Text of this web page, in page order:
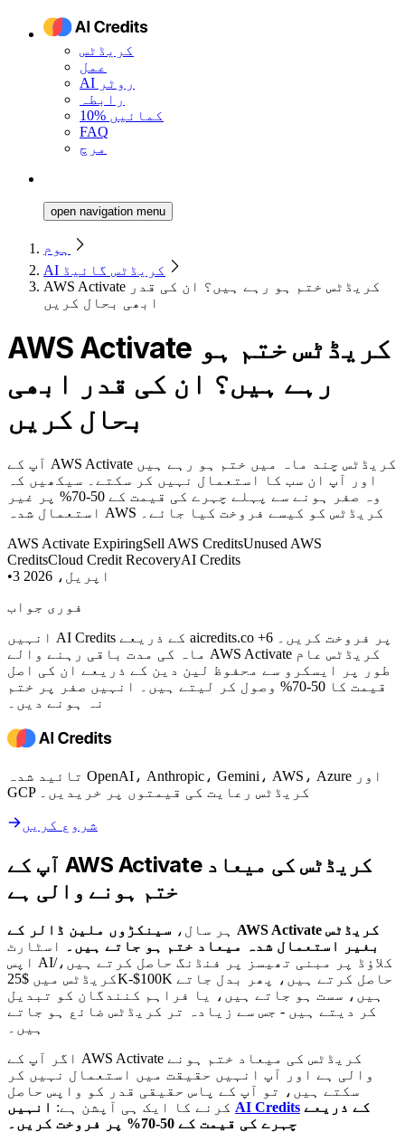
کریڈٹس
عمل
AI روٹر
رابطہ
10% کمائیں
FAQ
مرچ
open navigation menu
ہوم
AI کریڈٹس گائیڈ
AWS Activate کریڈٹس ختم ہو رہے ہیں؟ ان کی قدر
ابھی بحال کریں
AWS Activate کریڈٹس ختم ہو
رہے ہیں؟ ان کی قدر ابھی
بحال کریں
آپ کے AWS Activate کریڈٹس چند ماہ میں ختم ہو رہے ہیں
اور آپ ان سب کا استعمال نہیں کر سکتے۔ سیکھیں کہ
وہ صفر ہونے سے پہلے چہرے کی قیمت کے 50-70% پر غیر
استعمال شدہ AWS کریڈٹس کو کیسے فروخت کیا جائے۔
AWS Activate ExpiringSell AWS CreditsUnused AWS
CreditsCloud Credit RecoveryAI Credits
•
3 اپریل، 2026
فوری جواب
انہیں AI Credits کے ذریعے aicredits.co پر فروخت کریں۔ 6+
ماہ کی مدت باقی رہنے والے AWS Activate کریڈٹس عام
طور پر ایسکرو سے محفوظ لین دین کے ذریعے ان کی اصل
قیمت کا 50-70% وصول کر لیتے ہیں۔ انہیں صفر پر ختم
نہ ہونے دیں۔
تائید شدہ OpenAI، Anthropic، Gemini، AWS، Azure اور
GCP کریڈٹس رعایت کی قیمتوں پر خریدیں۔
شروع کریں
آپ کے AWS Activate کریڈٹس کی میعاد
ختم ہونے والی ہے
ہر سال، سینکڑوں ملین ڈالر کے AWS Activate کریڈٹس
بغیر استعمال شدہ میعاد ختم ہو جاتے ہیں۔
اسٹارٹ
اپس AI/کلاؤڈ پر مبنی تھیسز پر فنڈنگ ​​حاصل کرتے ہیں،
کریڈٹس میں $25K-$100K حاصل کرتے ہیں، پھر بدل جاتے
ہیں، سست ہو جاتے ہیں، یا فراہم کنندگان کو تبدیل
کر دیتے ہیں - جس سے زیادہ تر کریڈٹس ضائع ہو جاتے
ہیں۔
اگر آپ کے AWS Activate کریڈٹس کی میعاد ختم ہونے
والی ہے اور آپ انہیں حقیقت میں استعمال نہیں کر
سکتے ہیں، تو آپ کے پاس حقیقی قدر کو واپس حاصل
کرنے کا ایک ہی آپشن ہے: AI Credits
چہرے کی قیمت کے 50-70% پر فروخت کریں۔